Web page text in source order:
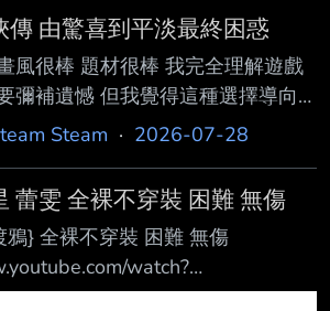
傳 由驚喜到平淡最終困惑
風很棒 題材很棒 我完全理解遊戲
彌補遺憾 但我覺得這種選擇導向
應該注意的是故事劇情的連貫性
需要用其他周目去填補 甚至腦補
後直接跳出Z的各種理由 我個人長
向、視覺小說這類型的遊戲 但是
這坑是從Being A Dik,Acting
Steam · 2026-07-28
蕾雯 全裸不穿裝 困難 無傷
鴉} 全裸不穿裝 困難 無傷
watch?
00:00 開場動畫 01:50 戰鬥